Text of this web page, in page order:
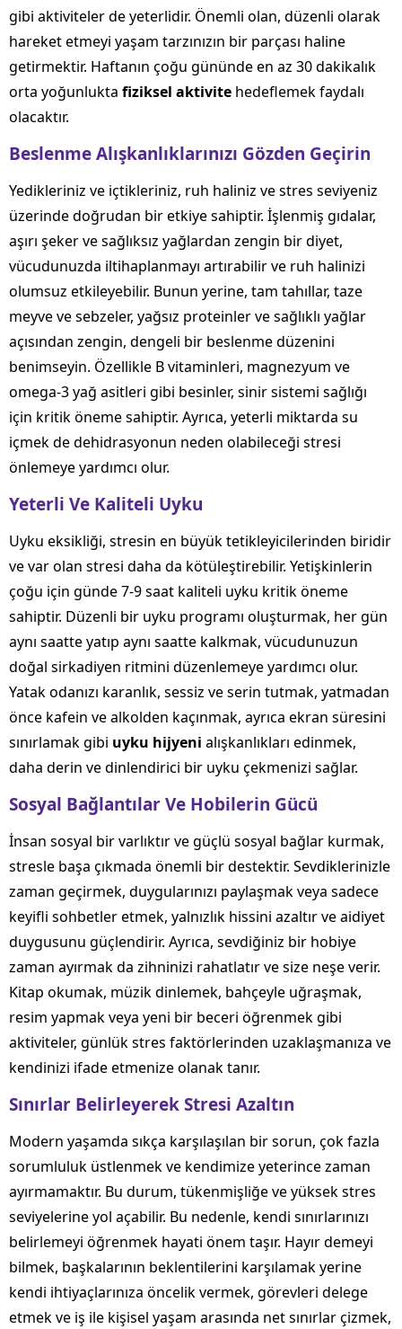
gibi aktiviteler de yeterlidir. Önemli olan, düzenli olarak
hareket etmeyi yaşam tarzınızın bir parçası haline
getirmektir. Haftanın çoğu gününde en az 30 dakikalık
orta yoğunlukta fiziksel aktivite hedeflemek faydalı
olacaktır.
Beslenme Alışkanlıklarınızı Gözden Geçirin
Yedikleriniz ve içtikleriniz, ruh haliniz ve stres seviyeniz
üzerinde doğrudan bir etkiye sahiptir. İşlenmiş gıdalar,
aşırı şeker ve sağlıksız yağlardan zengin bir diyet,
vücudunuzda iltihaplanmayı artırabilir ve ruh halinizi
olumsuz etkileyebilir. Bunun yerine, tam tahıllar, taze
meyve ve sebzeler, yağsız proteinler ve sağlıklı yağlar
açısından zengin, dengeli bir beslenme düzenini
benimseyin. Özellikle B vitaminleri, magnezyum ve
omega-3 yağ asitleri gibi besinler, sinir sistemi sağlığı
için kritik öneme sahiptir. Ayrıca, yeterli miktarda su
içmek de dehidrasyonun neden olabileceği stresi
önlemeye yardımcı olur.
Yeterli Ve Kaliteli Uyku
Uyku eksikliği, stresin en büyük tetikleyicilerinden biridir
ve var olan stresi daha da kötüleştirebilir. Yetişkinlerin
çoğu için günde 7-9 saat kaliteli uyku kritik öneme
sahiptir. Düzenli bir uyku programı oluşturmak, her gün
aynı saatte yatıp aynı saatte kalkmak, vücudunuzun
doğal sirkadiyen ritmini düzenlemeye yardımcı olur.
Yatak odanızı karanlık, sessiz ve serin tutmak, yatmadan
önce kafein ve alkolden kaçınmak, ayrıca ekran süresini
sınırlamak gibi uyku hijyeni alışkanlıkları edinmek,
daha derin ve dinlendirici bir uyku çekmenizi sağlar.
Sosyal Bağlantılar Ve Hobilerin Gücü
İnsan sosyal bir varlıktır ve güçlü sosyal bağlar kurmak,
stresle başa çıkmada önemli bir destektir. Sevdiklerinizle
zaman geçirmek, duygularınızı paylaşmak veya sadece
keyifli sohbetler etmek, yalnızlık hissini azaltır ve aidiyet
duygusunu güçlendirir. Ayrıca, sevdiğiniz bir hobiye
zaman ayırmak da zihninizi rahatlatır ve size neşe verir.
Kitap okumak, müzik dinlemek, bahçeyle uğraşmak,
resim yapmak veya yeni bir beceri öğrenmek gibi
aktiviteler, günlük stres faktörlerinden uzaklaşmanıza ve
kendinizi ifade etmenize olanak tanır.
Sınırlar Belirleyerek Stresi Azaltın
Modern yaşamda sıkça karşılaşılan bir sorun, çok fazla
sorumluluk üstlenmek ve kendimize yeterince zaman
ayırmamaktır. Bu durum, tükenmişliğe ve yüksek stres
seviyelerine yol açabilir. Bu nedenle, kendi sınırlarınızı
belirlemeyi öğrenmek hayati önem taşır. Hayır demeyi
bilmek, başkalarının beklentilerini karşılamak yerine
kendi ihtiyaçlarınıza öncelik vermek, görevleri delege
etmek ve iş ile kişisel yaşam arasında net sınırlar çizmek,